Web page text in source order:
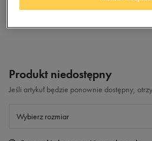
Produkt niedostępny
Jeśli artykuł będzie ponownie dostępny,
Wybierz rozmiar